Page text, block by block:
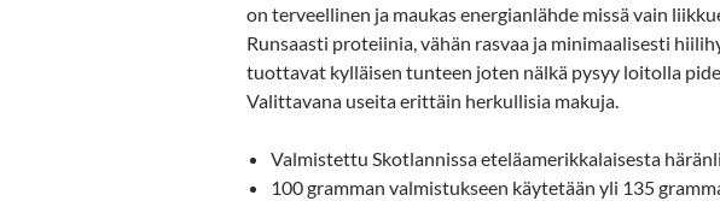
on terveellinen ja maukas energianlähde missä vain
Runsaasti proteiinia, vähän rasvaa ja minimaalisesti
tuottavat kylläisen tunteen joten nälkä pysyy loitolla
Valittavana useita erittäin herkullisia makuja.
Valmistettu Skotlannissa eteläamerikkalaisesta
100 gramman valmistukseen käytetään yli 135